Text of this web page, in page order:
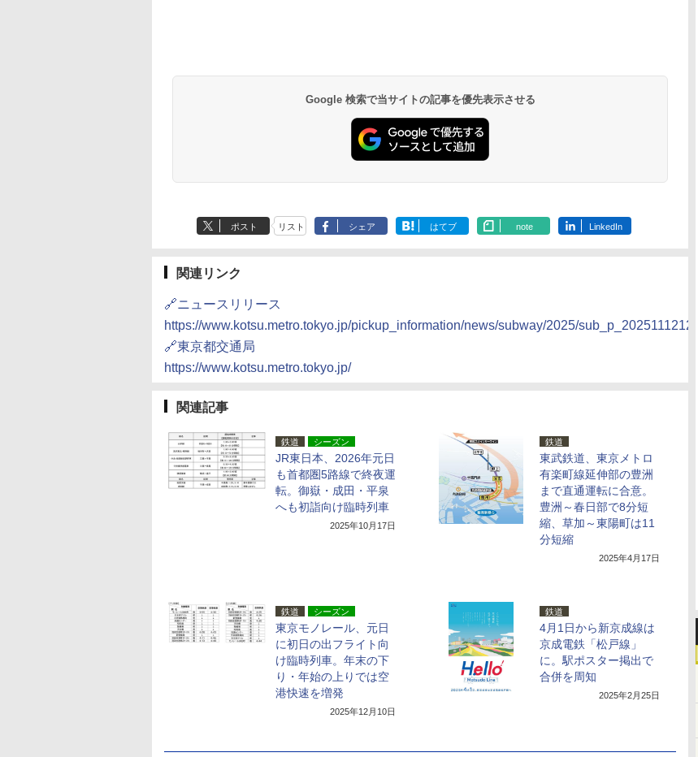
10,450円～
19,541円～
7,950円～
5,758円～
Google 検索で当サイトの記事を優先表示させる
ポスト リスト シェア はてブ note LinkedIn
関連リンク
🔗ニュースリリース
https://www.kotsu.metro.tokyo.jp/pickup_information/news/subway/2025/
🔗東京都交通局
https://www.kotsu.metro.tokyo.jp/
関連記事
鉄道 シーズン
JR東日本、2026年元日
も首都圏5路線で終夜運
転。御嶽・成田・平泉
へも初詣向け臨時列車
2025年10月17日
鉄道
東武鉄道、東京メトロ
有楽町線延伸部の豊洲
まで直通運転に合意。
豊洲～春日部で8分短
縮、草加～東陽町は11
分短縮
2025年4月17日
鉄道 シーズン
東京モノレール、元日
に初日の出フライト向
け臨時列車。年末の下
り・年始の上りでは空
港快速を増発
2025年12月10日
鉄道
4月1日から新京成線は
京成電鉄「松戸線」
に。駅ポスター掲出で
合併を周知
2025年2月25日